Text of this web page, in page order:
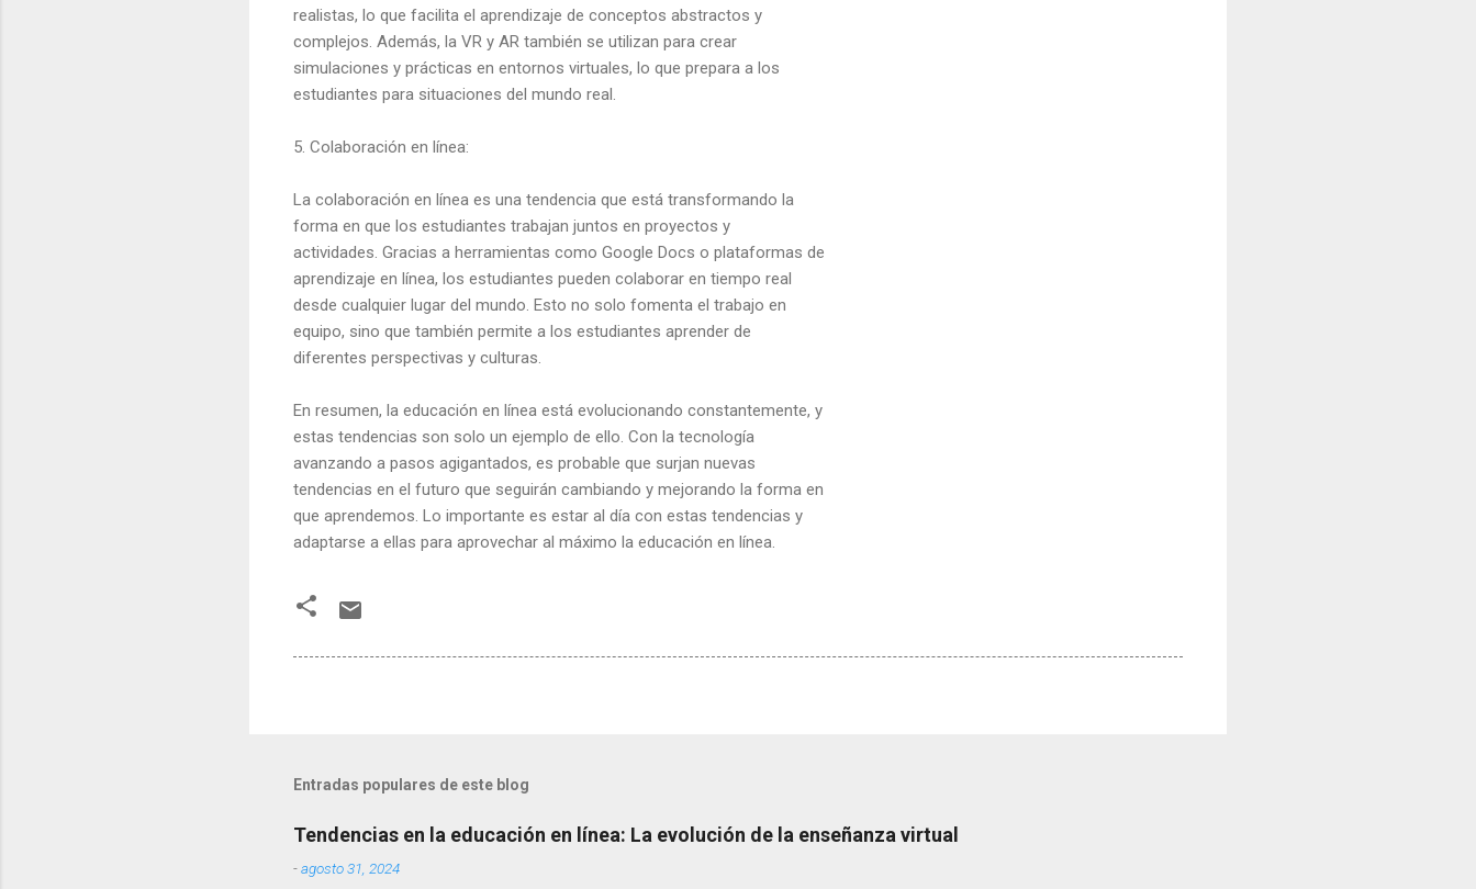
realistas, lo que facilita el aprendizaje de conceptos abstractos y
complejos. Además, la VR y AR también se utilizan para crear
simulaciones y prácticas en entornos virtuales, lo que prepara a los
estudiantes para situaciones del mundo real.
5. Colaboración en línea:
La colaboración en línea es una tendencia que está transformando la
forma en que los estudiantes trabajan juntos en proyectos y
actividades. Gracias a herramientas como Google Docs o plataformas de
aprendizaje en línea, los estudiantes pueden colaborar en tiempo real
desde cualquier lugar del mundo. Esto no solo fomenta el trabajo en
equipo, sino que también permite a los estudiantes aprender de
diferentes perspectivas y culturas.
En resumen, la educación en línea está evolucionando constantemente, y
estas tendencias son solo un ejemplo de ello. Con la tecnología
avanzando a pasos agigantados, es probable que surjan nuevas
tendencias en el futuro que seguirán cambiando y mejorando la forma en
que aprendemos. Lo importante es estar al día con estas tendencias y
adaptarse a ellas para aprovechar al máximo la educación en línea.
Entradas populares de este blog
Tendencias en la educación en línea: La evolución de la enseñanza virtual
-agosto 31, 2024